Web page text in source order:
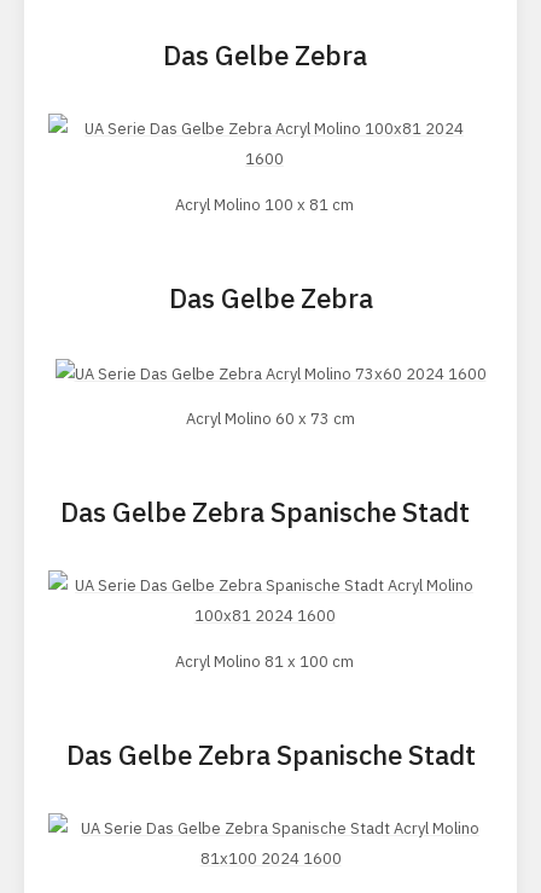
Das Gelbe Zebra
Acryl Molino 100 x 81 cm
Das Gelbe Zebra
Acryl Molino 60 x 73 cm
Das Gelbe Zebra Spanische Stadt
Acryl Molino 81 x 100 cm
Das Gelbe Zebra Spanische Stadt